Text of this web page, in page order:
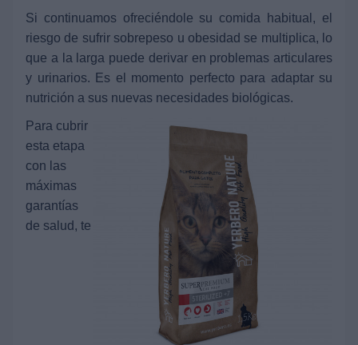
Si continuamos ofreciéndole su comida habitual, el
riesgo de sufrir sobrepeso u obesidad se multiplica, lo
que a la larga puede derivar en problemas articulares
y urinarios. Es el momento perfecto para adaptar su
nutrición a sus nuevas necesidades biológicas.
Para cubrir
esta etapa
con las
máximas
garantías
de salud, te